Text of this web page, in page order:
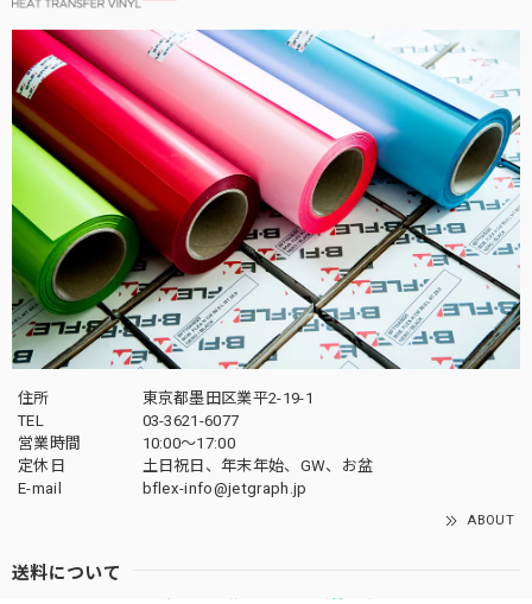
住所
東京都墨田区業平2-19-1
TEL
03-3621-6077
営業時間
10:00～17:00
定休日
土日祝日、年末年始、GW、お盆
E-mail
bflex-info@jetgraph.jp
ABOUT
送料について